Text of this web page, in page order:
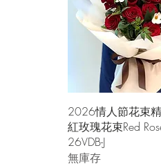
快速瀏覽
2026情人節花束
紅玫瑰花束Red
26VDB-J
無庫存